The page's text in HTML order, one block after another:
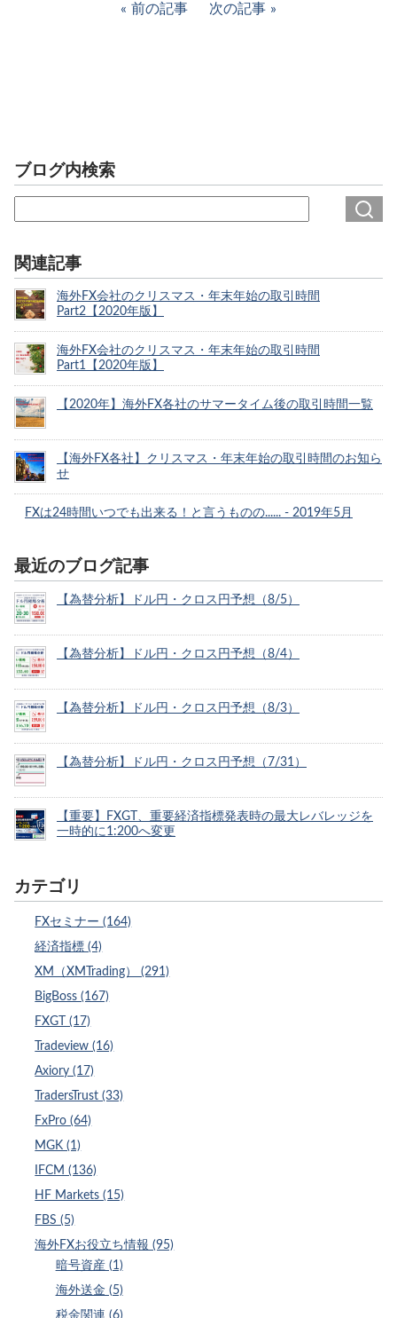
前の記事 次の記事
ブログ内検索
関連記事
海外FX会社のクリスマス・年末年始の取引時間
Part2【2020年版】
海外FX会社のクリスマス・年末年始の取引時間
Part1【2020年版】
【2020年】海外FX各社のサマータイム後の取引時間一覧
【海外FX各社】クリスマス・年末年始の取引時間のお知ら
せ
FXは24時間いつでも出来る！と言うものの...... - 2019年5月
最近のブログ記事
【為替分析】ドル円・クロス円予想（8/5）
【為替分析】ドル円・クロス円予想（8/4）
【為替分析】ドル円・クロス円予想（8/3）
【為替分析】ドル円・クロス円予想（7/31）
【重要】FXGT、重要経済指標発表時の最大レバレッジを
一時的に1:200へ変更
カテゴリ
FXセミナー (164)
経済指標 (4)
XM（XMTrading） (291)
BigBoss (167)
FXGT (17)
Tradeview (16)
Axiory (17)
TradersTrust (33)
FxPro (64)
MGK (1)
IFCM (136)
HF Markets (15)
FBS (5)
海外FXお役立ち情報 (95)
暗号資産 (1)
海外送金 (5)
税金関連 (6)